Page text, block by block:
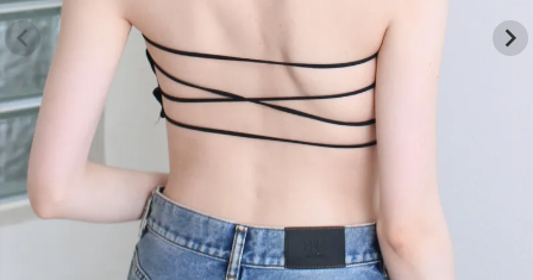
ORIGINAL HIT ITEM
カラー